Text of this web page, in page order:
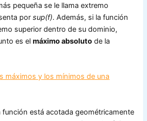
pequeña se le llama extremo
porsup(f). Además, si la función
superior dentro de su dominio,
es elmáximo absoluto de la
máximos y los mínimos de una
función está acotada geométricamente